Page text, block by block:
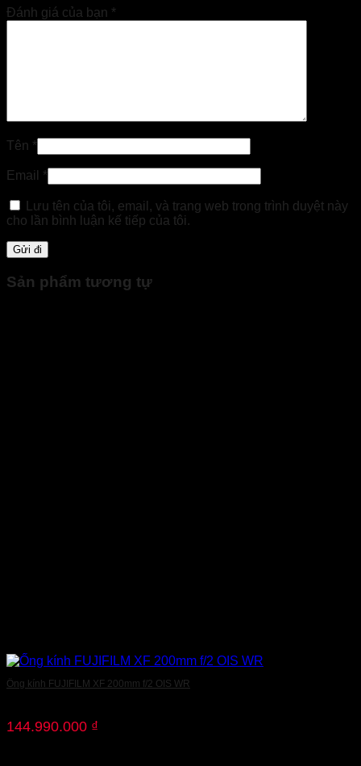
Đánh giá của bạn *
Tên *
Email *
Lưu tên của tôi, email, và trang web trong trình duyệt này
cho lần bình luận kế tiếp của tôi.
Sản phẩm tương tự
Ống kính FUJIFILM XF 200mm f/2 OIS WR
144.990.000 ₫